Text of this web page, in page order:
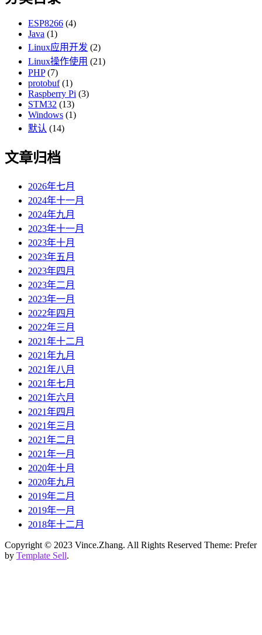
ESP8266 (4)
Java (1)
Linux应用开发 (2)
Linux操作使用 (21)
PHP(7)
protobuf(1)
Raspberry Pi (3)
STM32 (13)
Windows (1)
默认 (14)
文章归档
2026年七月
2024年十一月
2024年九月
2023年十一月
2023年十月
2023年五月
2023年四月
2023年二月
2023年一月
2022年四月
2022年三月
2021年十二月
2021年九月
2021年八月
2021年七月
2021年六月
2021年四月
2021年三月
2021年二月
2021年一月
2020年十月
2020年九月
2019年二月
2019年一月
2018年十二月
Copyright © 2023 Vince.Zhang. All Rights Reserved Theme: Prefer
by Template Sell.